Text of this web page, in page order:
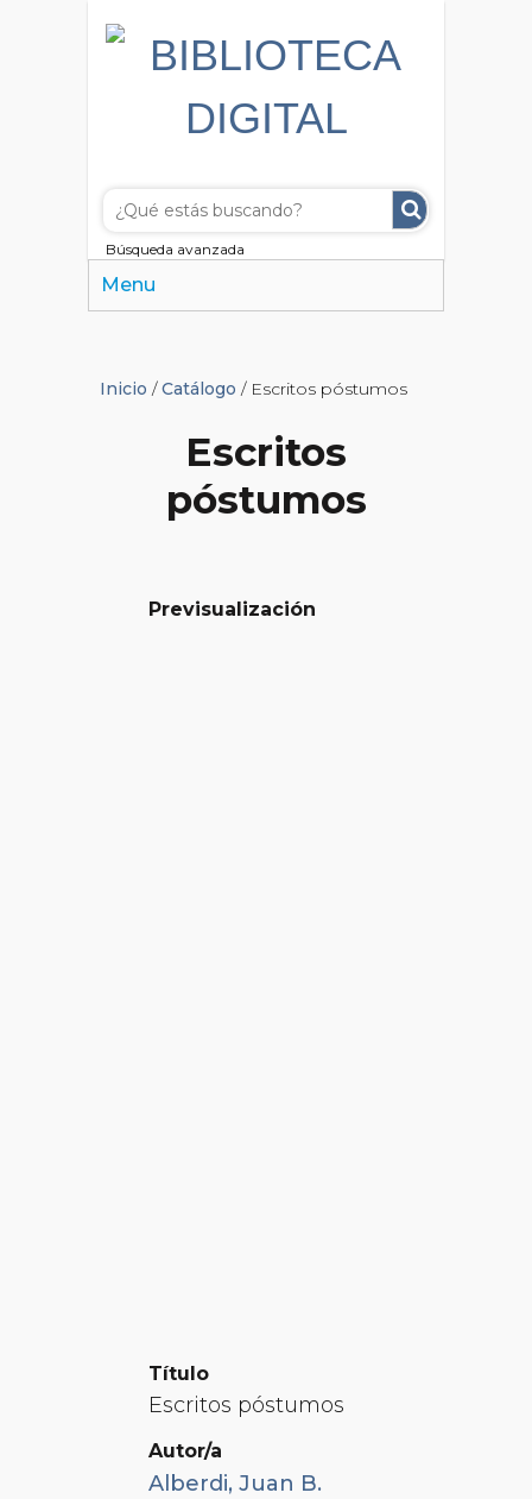
Búsqueda avanzada
Menu
Inicio /Catálogo / Escritos póstumos
Escritos
póstumos
Previsualización
Título
Escritos póstumos
Autor/a
Alberdi, Juan B.